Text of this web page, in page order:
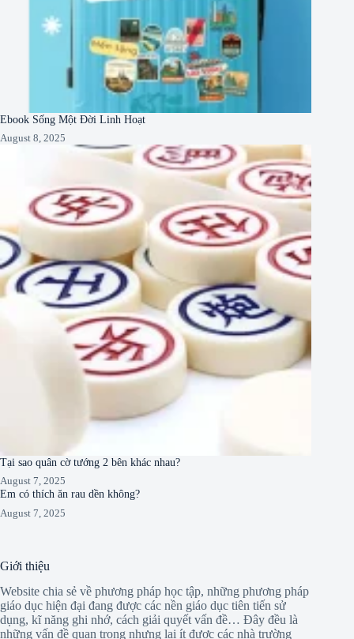
Ebook Sống Một Đời Linh Hoạt
August 8, 2025
Tại sao quân cờ tướng 2 bên khác nhau?
August 7, 2025
Em có thích ăn rau dền không?
August 7, 2025
Giới thiệu
Website chia sẻ về phương pháp học tập, những phương pháp
giáo dục hiện đại đang được các nền giáo dục tiên tiến sử
dụng, kĩ năng ghi nhớ, cách giải quyết vấn đề… Đây đều là
những vấn đề quan trọng nhưng lại ít được các nhà trường